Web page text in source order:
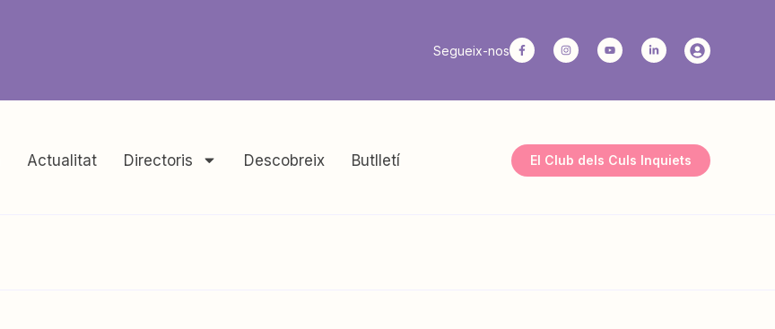
Segueix-nos
Actualitat Directoris Descobreix Butlletí El Club dels Culs Inquiets